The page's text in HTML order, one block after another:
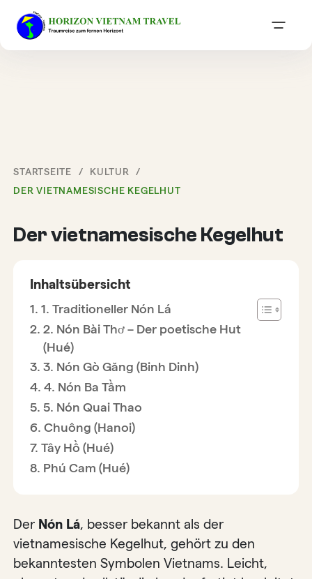
STARTSEITE
KULTUR
DER VIETNAMESISCHE KEGELHUT
Der vietnamesische Kegelhut
Inhaltsübersicht
1. Traditioneller Nón Lá
2. Nón Bài Thơ – Der poetische Hut
(Hué)
3. Nón Gò Găng (Binh Dinh)
4. Nón Ba Tầm
5. Nón Quai Thao
Chuông (Hanoi)
Tây Hồ (Hué)
Phú Cam (Hué)
Der Nón Lá, besser bekannt als der
vietnamesische Kegelhut, gehört zu den
bekanntesten Symbolen Vietnams. Leicht,